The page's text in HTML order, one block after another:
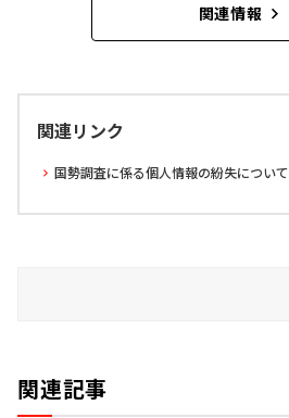
関連情報
関連リンク
国勢調査に係る個人情報の紛失について
関連記事